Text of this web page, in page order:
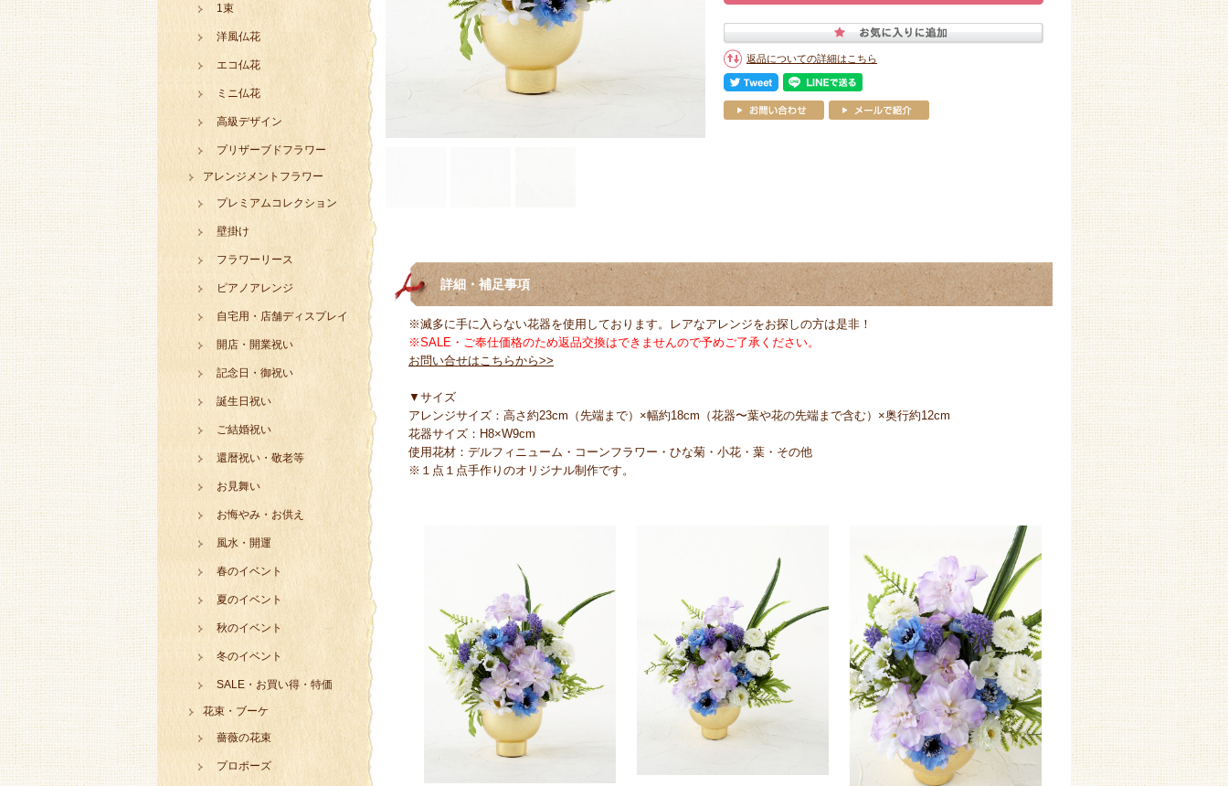
返品についての詳細はこちら
詳細・補足事項
※滅多に手に入らない花器を使用しております。レアなアレンジをお探しの方は是非！
※SALE・ご奉仕価格のため返品交換はできませんので予めご了承ください。
お問い合せはこちらから>>
▼サイズ
アレンジサイズ：高さ約23cm（先端まで）×幅約18cm（花器〜葉や花の先端まで含む）×奥行約12cm
花器サイズ：H8×W9cm
使用花材：デルフィニューム・コーンフラワー・ひな菊・小花・葉・その他
※１点１点手作りのオリジナル制作です。
1束
洋風仏花
エコ仏花
ミニ仏花
高級デザイン
プリザーブドフラワー
アレンジメントフラワー
プレミアムコレクション
壁掛け
フラワーリース
ピアノアレンジ
自宅用・店舗ディスプレイ
開店・開業祝い
記念日・御祝い
誕生日祝い
ご結婚祝い
還暦祝い・敬老等
お見舞い
お悔やみ・お供え
風水・開運
春のイベント
夏のイベント
秋のイベント
冬のイベント
SALE・お買い得・特価
花束・ブーケ
薔薇の花束
プロポーズ